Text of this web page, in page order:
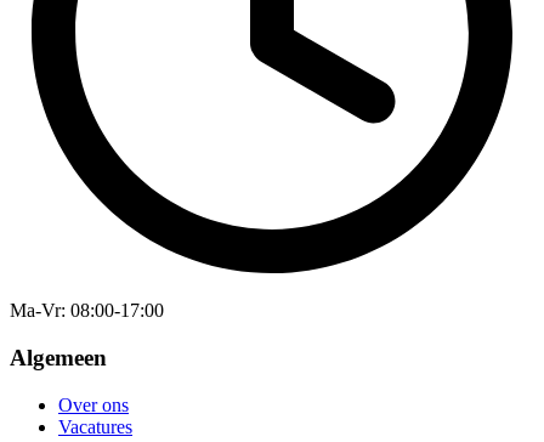
Ma-Vr: 08:00-17:00
Algemeen
Over ons
Vacatures